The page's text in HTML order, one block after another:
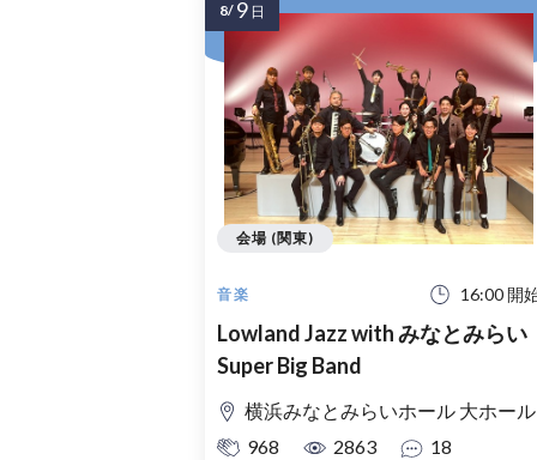
音楽 16:00 開
Lowland Jazz with みなとみらい
Super Big Band
横浜みなとみらいホール 大ホール
968
2863 18
会場 (関東)
8/ 9 日